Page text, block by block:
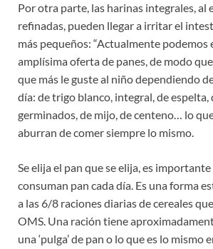
Por otra parte, las harinas integrales, al
refinadas, pueden llegar a irritar el
más pequeños: “Actualmente
amplísima oferta de panes, de modo
que más le guste al niño dependiendo
día: de trigo blanco, integral, de espelta,
germinados, de mijo, de centeno… lo
aburran de comer siempre lo mismo.
Se elija el pan que se elija, es
consuman pan cada día. Es una forma
a las 6/8 raciones diarias de cereales
OMS. Una ración tiene
una ‘pulga’ de pan o lo que es lo mismo